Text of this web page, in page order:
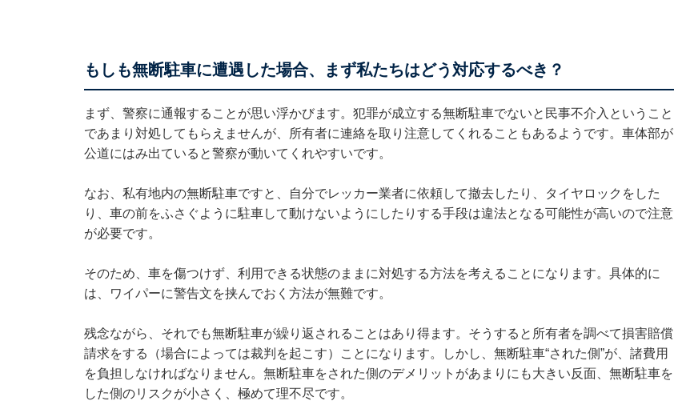
もしも無断駐車に遭遇した場合、まず私たちはどう対応するべき？
まず、警察に通報することが思い浮かびます。犯罪が成立する無断駐車でないと民事不介入ということ
であまり対処してもらえませんが、所有者に連絡を取り注意してくれることもあるようです。車体部が
公道にはみ出ていると警察が動いてくれやすいです。
なお、私有地内の無断駐車ですと、自分でレッカー業者に依頼して撤去したり、タイヤロックをした
り、車の前をふさぐように駐車して動けないようにしたりする手段は違法となる可能性が高いので注意
が必要です。
そのため、車を傷つけず、利用できる状態のままに対処する方法を考えることになります。具体的に
は、ワイパーに警告文を挟んでおく方法が無難です。
残念ながら、それでも無断駐車が繰り返されることはあり得ます。そうすると所有者を調べて損害賠償
請求をする（場合によっては裁判を起こす）ことになります。しかし、無断駐車“された側”が、諸費用
を負担しなければなりません。無断駐車をされた側のデメリットがあまりにも大きい反面、無断駐車を
した側のリスクが小さく、極めて理不尽です。